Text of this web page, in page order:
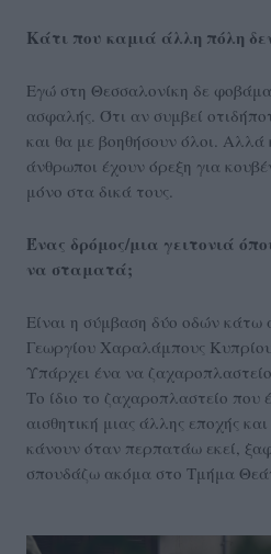
Κάτι που καμιά άλλη πόλη
Εγώ στη Θεσσαλονίκη δε
ασφαλής. Ότι αν συμβεί
και θα με βοηθήσουν όλοι. Αλλά
άνθρωποι έχουν όρεξη για
μόνο στα δικά τους.
Ένας δρόμος/μια γειτονιά
να σταματά;
Είναι η σύμβαση δύο οδών
Γεωργίου Χαραλάμπους
Υπάρχει ένα να ζαχαροπλαστείο
Το ίδιο το ζαχαροπλαστείο που
αισθητική μιας άλλης εποχής
κάνουν όταν περπατάω εκεί,
σπουδάζω ακόμα στο Τμήμα